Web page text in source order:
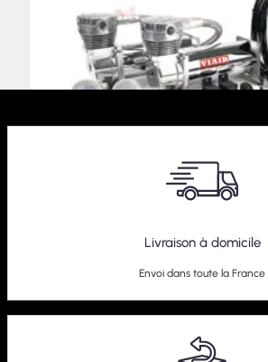
Livraison à domicile
Envoi dans toute la France